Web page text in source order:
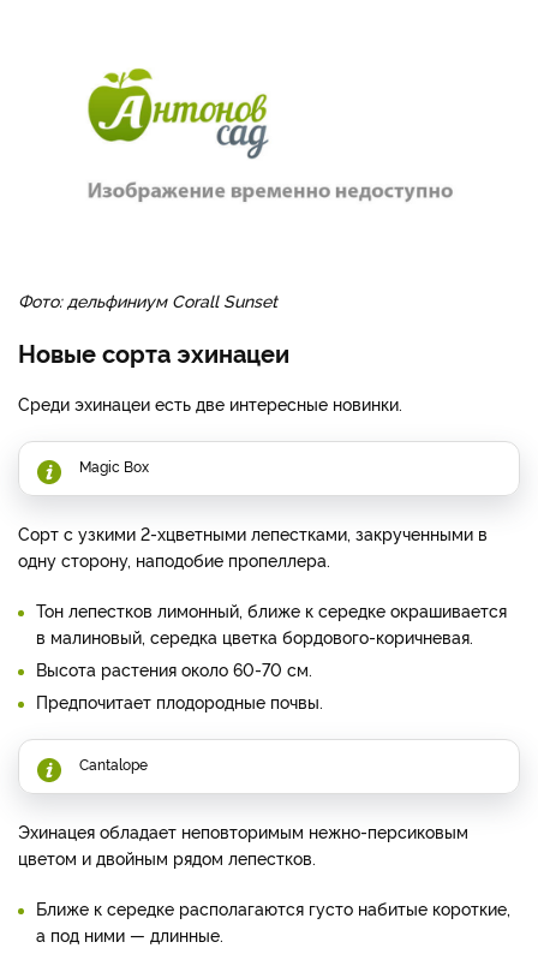
Фото: дельфиниум Corall Sunset
Новые сорта эхинацеи
Среди эхинацеи есть две интересные новинки.
Magic Box
Сорт с узкими 2-хцветными лепестками, закрученными в
одну сторону, наподобие пропеллера.
Тон лепестков лимонный, ближе к середке окрашивается
в малиновый, середка цветка бордового-коричневая.
Высота растения около 60-70 см.
Предпочитает плодородные почвы.
Cantalope
Эхинацея обладает неповторимым нежно-персиковым
цветом и двойным рядом лепестков.
Ближе к середке располагаются густо набитые короткие,
а под ними — длинные.